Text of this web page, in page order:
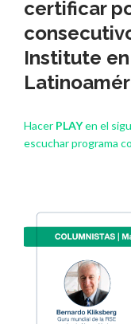
certificar
Institute
Hacer PLAYen el
escuchar programa